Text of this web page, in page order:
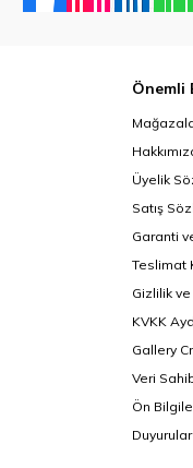
Önemli
Üyelik
Satış
Garanti
Teslimat
Gizlilik
KVKK
Gallery
Veri
Ön
Duyurular